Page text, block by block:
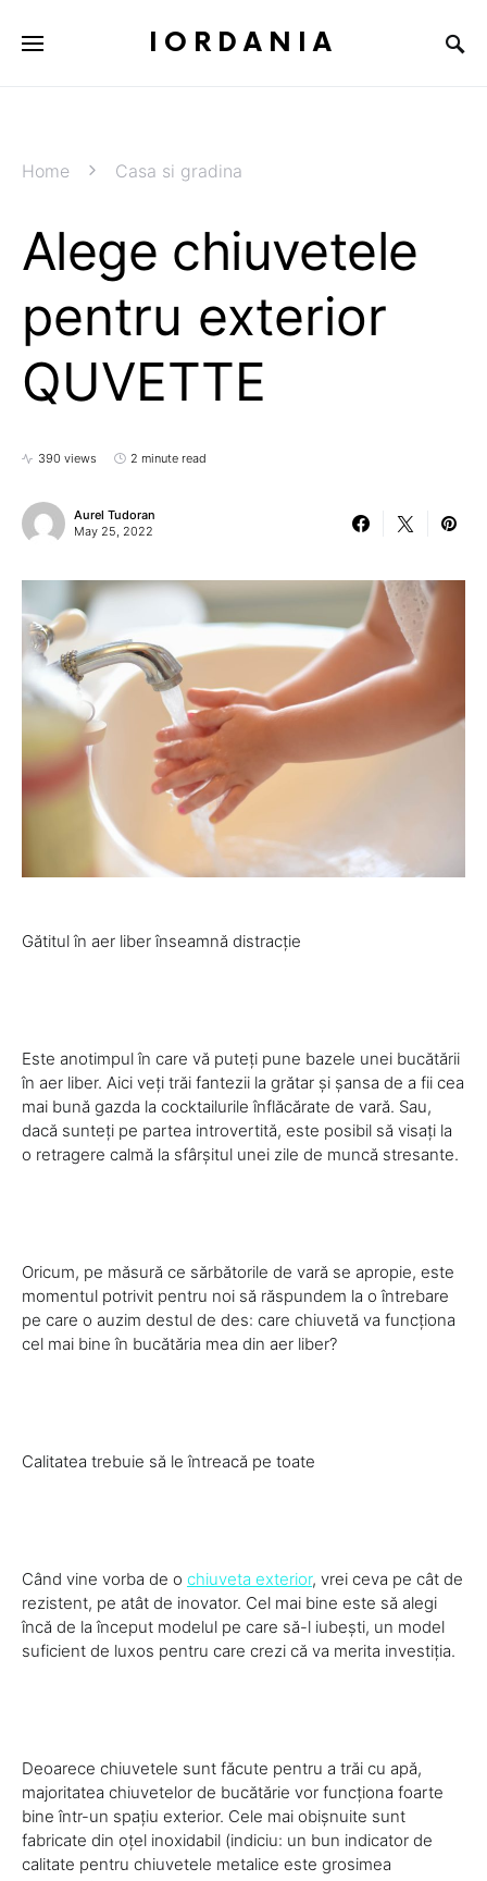
IORDANIA
Home Casa si gradina
Alege chiuvetele
pentru exterior
QUVETTE
390 views 2 minute read
Aurel Tudoran
May 25, 2022
Gătitul în aer liber înseamnă distracție
Este anotimpul în care vă puteți pune bazele unei bucătării
în aer liber. Aici veți trăi fantezii la grătar și șansa de a fii cea
mai bună gazda la cocktailurile înflăcărate de vară. Sau,
dacă sunteți pe partea introvertită, este posibil să visați la
o retragere calmă la sfârșitul unei zile de muncă stresante.
Oricum, pe măsură ce sărbătorile de vară se apropie, este
momentul potrivit pentru noi să răspundem la o întrebare
pe care o auzim destul de des: care chiuvetă va funcționa
cel mai bine în bucătăria mea din aer liber?
Calitatea trebuie să le întreacă pe toate
Când vine vorba de o chiuveta exterior, vrei ceva pe cât de
rezistent, pe atât de inovator. Cel mai bine este să alegi
încă de la început modelul pe care să-l iubești, un model
suficient de luxos pentru care crezi că va merita investiția.
Deoarece chiuvetele sunt făcute pentru a trăi cu apă,
majoritatea chiuvetelor de bucătărie vor funcționa foarte
bine într-un spațiu exterior. Cele mai obișnuite sunt
fabricate din oțel inoxidabil (indiciu: un bun indicator de
calitate pentru chiuvetele metalice este grosimea